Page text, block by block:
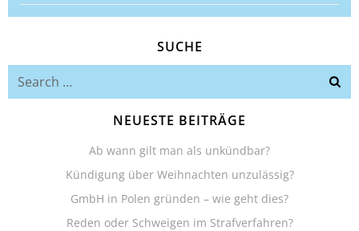
SUCHE
Search
NEUESTE BEITRÄGE
Ab wann gilt man als unkündbar?
Kündigung über Weihnachten unzulässig?
GmbH in Polen gründen – wie geht dies?
Reden oder Schweigen im Strafverfahren?